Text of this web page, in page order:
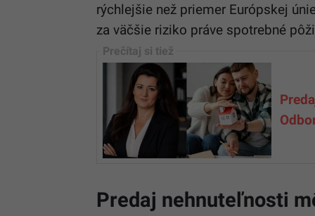
rýchlejšie než priemer Európskej
za väčšie riziko práve spotrebné
Predaj nehnuteľnosti